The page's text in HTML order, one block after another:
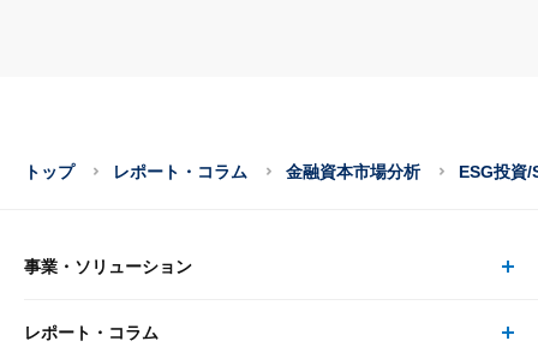
トップ レポート・コラム 金融資本市場分析 ESG投資/
事業・ソリューション
事業・ソリューション トップ
レポート・コラム